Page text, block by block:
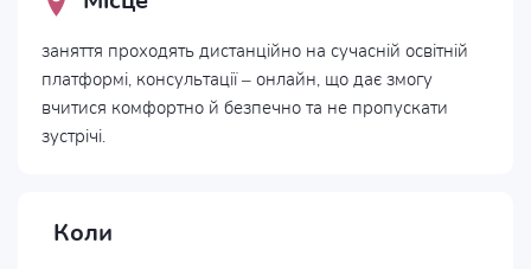
заняття проходять дистанційно на сучасній освітній
платформі, консультації – онлайн, що дає змогу
вчитися комфортно й безпечно та не пропускати
зустрічі.
Коли